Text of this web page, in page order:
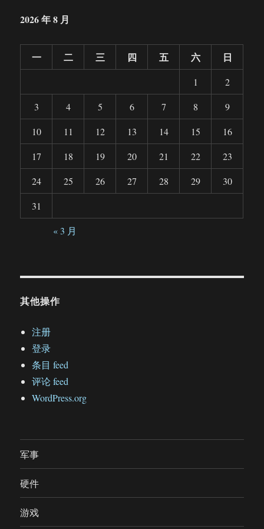
2026 年 8 月
一 二 三 四 五 六 日
1
2
3
4 5 6 7 8
9
10
11 12 13 14 15
16
17
18 19 20 21 22
23
24
25 26 27 28 29
30
31
« 3 月
其他操作
注册
登录
条目 feed
评论 feed
WordPress.org
军事
硬件
游戏